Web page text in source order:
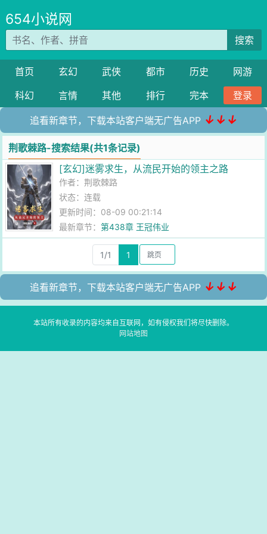
654小说网
搜索
首页 玄幻 武侠 都市 历史
网游
科幻
言情 其他 排行 完本 登录
追看新章节，下载本站客户端无广告APP ↓↓↓
荆歌棘路-搜索结果(共1条记录)
[玄幻]迷雾求生，从流民开始的领主之路
作者：荆歌棘路
状态：连载
更新时间：08-09 00:21:14
最新章节：第438章 王冠伟业
1/1 1
追看新章节，下载本站客户端无广告APP ↓↓↓
本站所有收录的内容均来自互联网，如有侵权我们将尽快删除。
网站地图